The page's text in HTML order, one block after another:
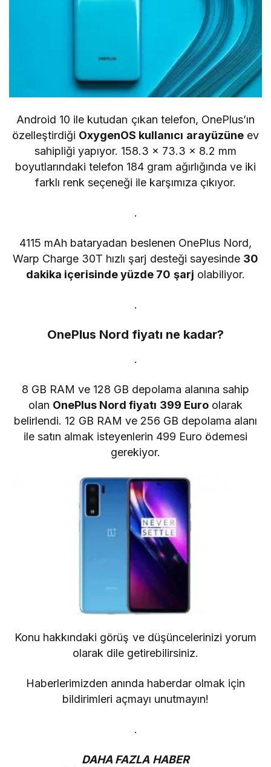
Android 10 ile kutudan çıkan telefon, OnePlus’ın
özelleştirdiği OxygenOS kullanıcı arayüzüneev
sahipliği yapıyor. 158.3 × 73.3 × 8.2 mm
boyutlarındaki telefon 184 gram ağırlığında ve iki
farklı renk seçeneği ile karşımıza çıkıyor.
.
4115 mAh bataryadan beslenen OnePlus Nord,
Warp Charge 30T hızlı şarj desteği sayesinde 30
dakika içerisinde yüzde 70 şarj olabiliyor.
.
OnePlus Nord fiyatı ne kadar?
.
8 GB RAM ve 128 GB depolama alanına sahip
olan OnePlus Nord fiyatı 399 Euroolarak
belirlendi. 12 GB RAM ve 256 GB depolama alanı
ile satın almak isteyenlerin 499 Euro ödemesi
gerekiyor.
Konu hakkındaki görüş ve düşüncelerinizi yorum
olarak dile getirebilirsiniz.
Haberlerimizden anında haberdar olmak için
bildirimleri açmayı unutmayın!
.
DAHA FAZLA HABER